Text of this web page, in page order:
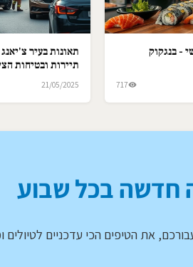
- בנגקוק
717
תאונות בעיר
תיירות ובטיחות
21/05/2025
חדשה בכל שבוע
את הטיפים הכי עדכניים לטיולים